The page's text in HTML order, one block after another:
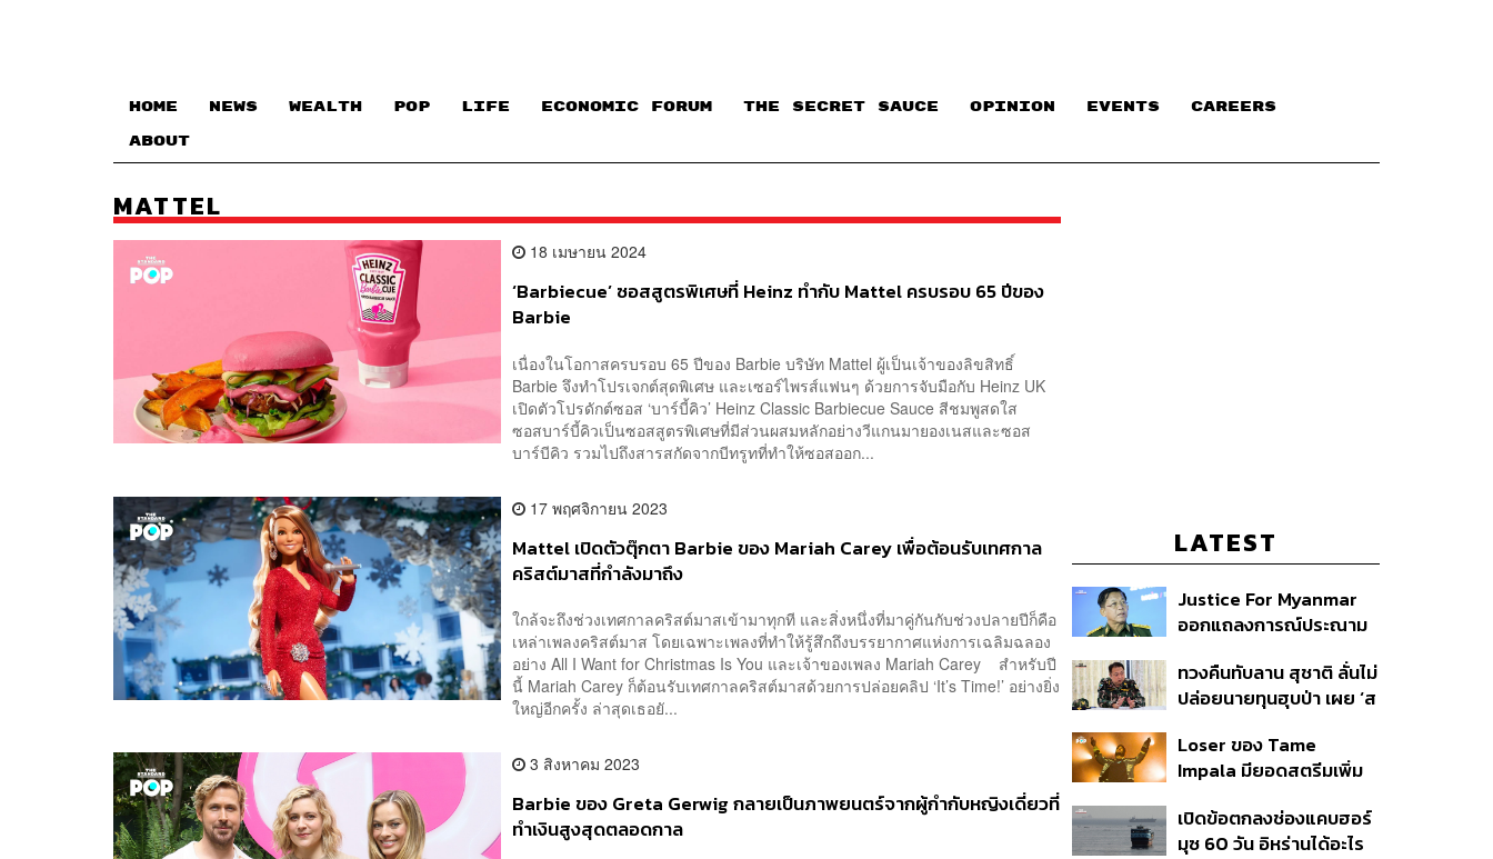
HOME NEWS WEALTH POP LIFE ECONOMIC FORUM THE SECRET SAUCE​ OPINION EVENTS CAREERS
ABOUT
MATTEL
18 เมษายน 2024
‘Barbiecue’ ซอสสูตรพิเศษที่ Heinz ทำกับ Mattel ครบรอบ 65 ปีของ
Barbie
เนื่องในโอกาสครบรอบ 65 ปีของ Barbie บริษัท Mattel ผู้เป็นเจ้าของลิขสิทธิ์
Barbie จึงทำโปรเจกต์สุดพิเศษ และเซอร์ไพรส์แฟนๆ ด้วยการจับมือกับ Heinz UK
เปิดตัวโปรดักต์ซอส ‘บาร์บี้คิว’ Heinz Classic Barbiecue Sauce สีชมพูสดใส
ซอสบาร์บี้คิวเป็นซอสสูตรพิเศษที่มีส่วนผสมหลักอย่างวีแกนมายองเนสและซอส
บาร์บีคิว รวมไปถึงสารสกัดจากบีทรูทที่ทำให้ซอสออก...
17 พฤศจิกายน 2023
Mattel เปิดตัวตุ๊กตา Barbie ของ Mariah Carey เพื่อต้อนรับเทศกาล
คริสต์มาสที่กำลังมาถึง
ใกล้จะถึงช่วงเทศกาลคริสต์มาสเข้ามาทุกที และสิ่งหนึ่งที่มาคู่กันกับช่วงปลายปีก็คือ
เหล่าเพลงคริสต์มาส โดยเฉพาะเพลงที่ทำให้รู้สึกถึงบรรยากาศแห่งการเฉลิมฉลอง
อย่าง All I Want for Christmas Is You และเจ้าของเพลง Mariah Carey สำหรับปี
นี้ Mariah Carey ก็ต้อนรับเทศกาลคริสต์มาสด้วยการปล่อยคลิป ‘It’s Time!’ อย่างยิ่ง
ใหญ่อีกครั้ง ล่าสุดเธอยั...
3 สิงหาคม 2023
Barbie ของ Greta Gerwig กลายเป็นภาพยนตร์จากผู้กำกับหญิงเดี่ยวที่
ทำเงินสูงสุดตลอดกาล
LATEST
Justice For Myanmar
ออกแถลงการณ์ประณาม
หล่ายเยือน เรียกร้องหยุด
ให้ความชอบธรรมรัฐบาล
ทวงคืนทับลาน สุชาติ ลั่นไม่
ปล่อยนายทุนฮุบป่า เผย ‘ส
40% เตือนผู้ฝ่าฝืนเจอขั้น
เด็ดขาด
Loser ของ Tame
Impala มียอดสตรีมเพิ่ม
ประกอบ Spider-Man
เปิดข้อตกลงช่องแคบฮอร์
มุซ 60 วัน อิหร่านได้อะไร